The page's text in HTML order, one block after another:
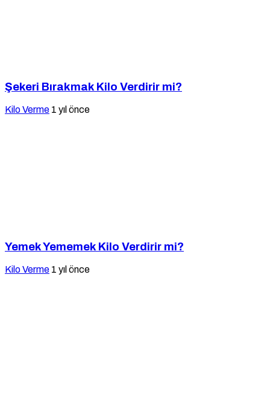
Şekeri Bırakmak Kilo Verdirir mi?
Kilo Verme 1 yıl önce
Yemek Yememek Kilo Verdirir mi?
Kilo Verme 1 yıl önce